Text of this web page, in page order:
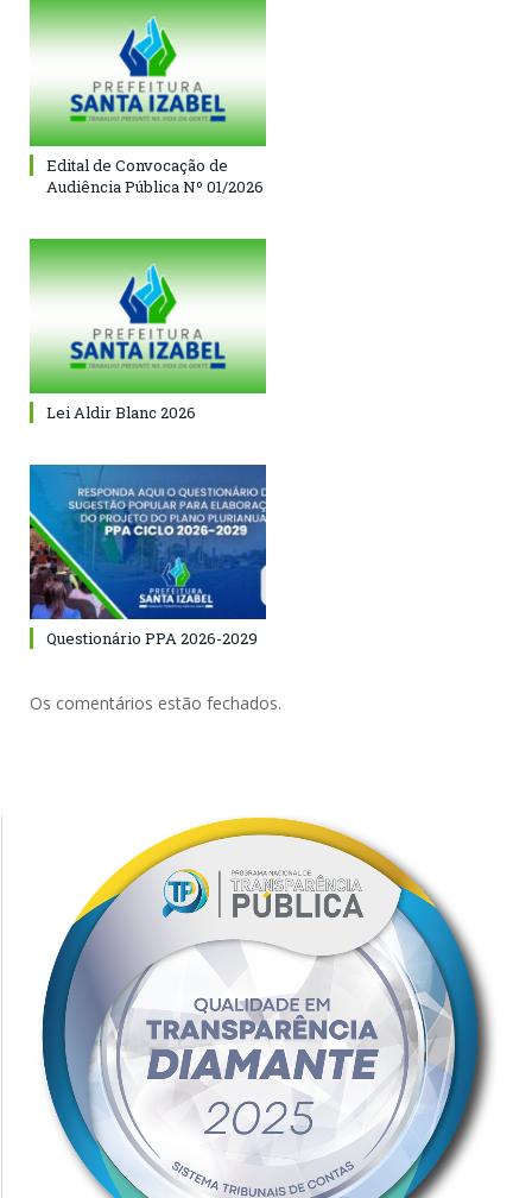
Edital de Convocação de
Audiência Pública Nº 01/2026
Lei Aldir Blanc 2026
Questionário PPA 2026-2029
Os comentários estão fechados.